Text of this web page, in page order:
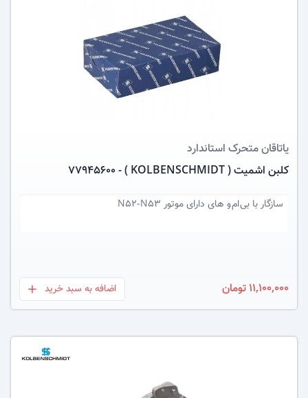
عکس کالا
یاتاقان متحرک استاندارد
کلبن اشمیت ( KOLBENSCHMIDT ) - 77945600
سازگار با بی ام و های دارای موتور N52-N53
11,100,000 تومان بعلاوه
اضافه به سبد خرید